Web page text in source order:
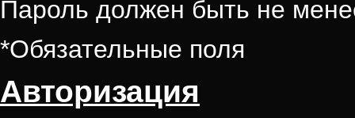
Пароль должен быть не
*Обязательные поля
Авторизация